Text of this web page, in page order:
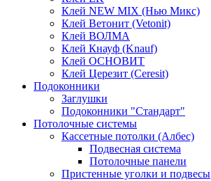
Клей NEW MIX (Нью Микс)
Клей Ветонит (Vetonit)
Клей ВОЛМА
Клей Кнауф (Knauf)
Клей ОСНОВИТ
Клей Церезит (Ceresit)
Подоконники
Заглушки
Подоконники "Стандарт"
Потолочные системы
Кассетные потолки (Албес)
Подвесная система
Потолочные панели
Пристенные уголки и подвесы